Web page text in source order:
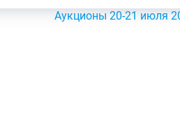
Аукционы 20-21 июля 2026 г.